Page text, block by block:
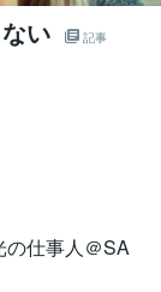
い 記事
の仕事人＠SA